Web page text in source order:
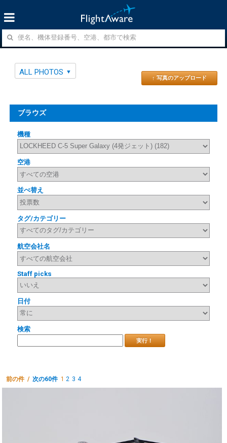
ALL PHOTOS
↑ 写真のアップロード
ブラウズ
機種
空港
並べ替え
タグ/カテゴリー
航空会社名
Staff picks
日付
検索
実行！
前の件 /次の60件1 2 3 4